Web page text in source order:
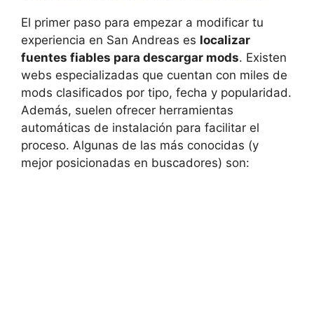
El primer paso para empezar a modificar tu
experiencia en San Andreas es localizar
fuentes fiables para descargar mods. Existen
webs especializadas que cuentan con miles de
mods clasificados por tipo, fecha y popularidad.
Además, suelen ofrecer herramientas
automáticas de instalación para facilitar el
proceso. Algunas de las más conocidas (y
mejor posicionadas en buscadores) son: